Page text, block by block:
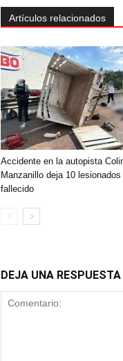
Artículos relacionados
Accidente en la autopista
Manzanillo deja 10
fallecido
DEJA UNA RESPUESTA